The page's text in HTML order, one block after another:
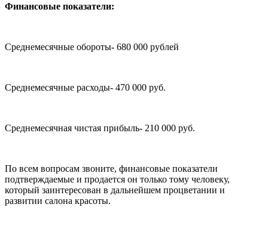
Финансовые показатели:
Среднемесячные обороты- 680 000 рублей
Среднемесячные расходы- 470 000 руб.
Среднемесячная чистая прибыль- 210 000 руб.
По всем вопросам звоните, финансовые показатели
подтверждаемые и продается он только тому человеку,
который заинтересован в дальнейшем процветании и
развитии салона красоты.